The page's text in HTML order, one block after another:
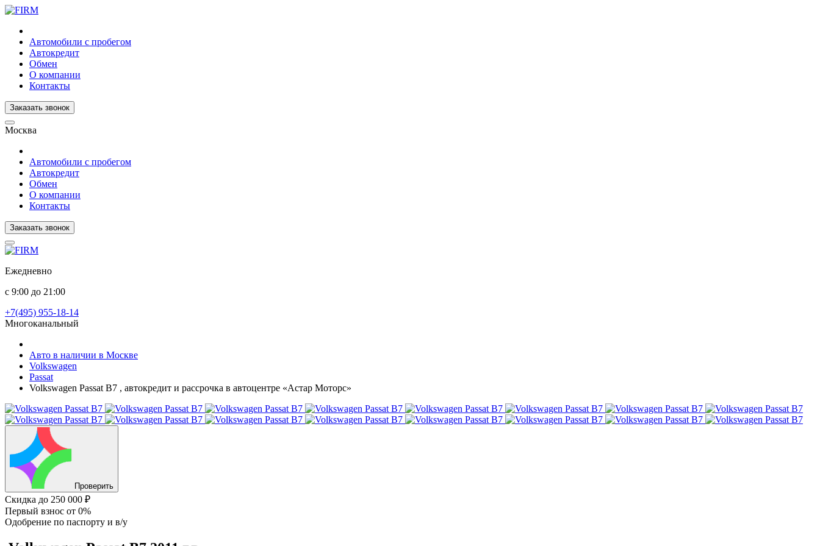
Автомобили с пробегом
Автокредит
Обмен
О компании
Контакты
Заказать звонок
Москва
Автомобили с пробегом
Автокредит
Обмен
О компании
Контакты
Заказать звонок
Ежедневно
с 9:00 до 21:00
+7(495) 955-18-14
Многоканальный
Авто в наличии в Москве
Volkswagen
Passat
Volkswagen Passat B7 , автокредит и рассрочка в автоцентре «Астар Моторс»
Проверить
Скидка до 250 000 ₽
Первый взнос от 0%
Одобрение по паспорту и в/у